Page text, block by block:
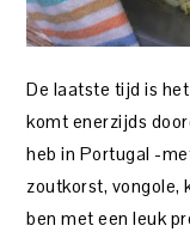
De laatste tijd is
komt enerzijds
heb in Portugal -
zoutkorst, vongole,
ben met een leuk